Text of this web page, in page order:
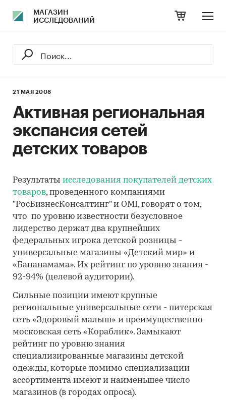
МАГАЗИН
ИССЛЕДОВАНИЙ
21 МАЯ 2008
Активная региональная
экспансия сетей
детских товаров
Результаты исследования покупателей детских
товаров, проведенного компаниями
"РосБизнесКонсалтинг" и OMI, говорят о том,
что по уровню известности безусловное
лидерство держат два крупнейших
федеральных игрока детской розницы -
универсальные магазины «Детский мир» и
«Бананамама». Их рейтинг по уровню знания -
92-94% (целевой аудитории).
Сильные позиции имеют крупные
региональные универсальные сети - питерская
сеть «Здоровый малыш» и преимущественно
московская сеть «Кораблик». Замыкают
рейтинг по уровню знания
специализированные магазины детской
одежды, которые помимо специализации
ассортимента имеют и наименьшее число
магазинов (в городах опроса).